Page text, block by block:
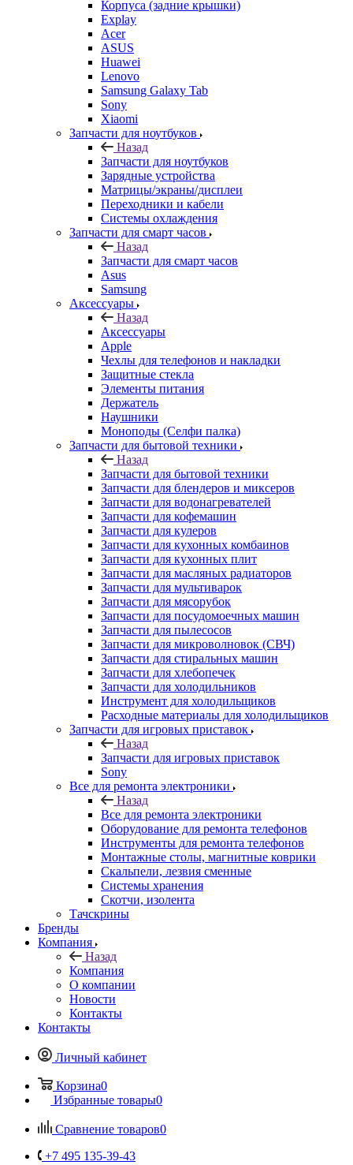
Explay
Acer
ASUS
Huawei
Lenovo
Samsung Galaxy Tab
Sony
Xiaomi
Запчасти для ноутбуков
Назад
Запчасти для ноутбуков
Зарядные устройства
Матрицы/экраны/дисплеи
Переходники и кабели
Системы охлаждения
Запчасти для смарт часов
Назад
Запчасти для смарт часов
Asus
Samsung
Аксессуары
Назад
Аксессуары
Apple
Чехлы для телефонов и накладки
Защитные стекла
Элементы питания
Держатель
Наушники
Моноподы (Селфи палка)
Запчасти для бытовой техники
Назад
Запчасти для бытовой техники
Запчасти для блендеров и миксеров
Запчасти для водонагревателей
Запчасти для кофемашин
Запчасти для кулеров
Запчасти для кухонных комбаинов
Запчасти для кухонных плит
Запчасти для масляных радиаторов
Запчасти для мультиварок
Запчасти для мясорубок
Запчасти для посудомоечных машин
Запчасти для пылесосов
Запчасти для микроволновок (СВЧ)
Запчасти для стиральных машин
Запчасти для хлебопечек
Запчасти для холодильников
Инструмент для холодильщиков
Расходные материалы для холодильщиков
Запчасти для игровых приставок
Назад
Запчасти для игровых приставок
Sony
Все для ремонта электроники
Назад
Все для ремонта электроники
Оборудование для ремонта телефонов
Инструменты для ремонта телефонов
Монтажные столы, магнитные коврики
Скальпели, лезвия сменные
Системы хранения
Скотчи, изолента
Тачскрины
Бренды
Компания
Назад
Компания
О компании
Новости
Контакты
Контакты
Избранные товары